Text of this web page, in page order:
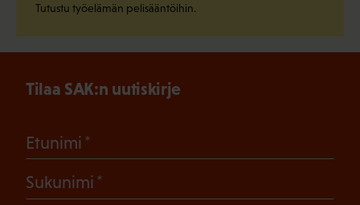
Tutustu työelämän pelisääntöihin.
Tilaa SAK:n uutiskirje
Etunimi
Sukunimi